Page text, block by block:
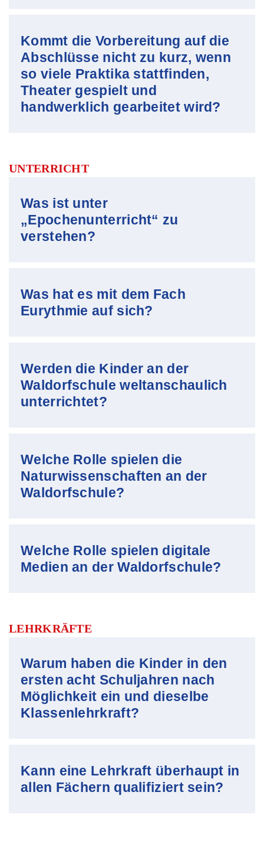
Kommt die Vorbereitung auf die
Abschlüsse nicht zu kurz, wenn
so viele Praktika stattfinden,
Theater gespielt und
handwerklich gearbeitet wird?
UNTERRICHT
Was ist unter
„Epochenunterricht“ zu
verstehen?
Was hat es mit dem Fach
Eurythmie auf sich?
Werden die Kinder an der
Waldorfschule weltanschaulich
unterrichtet?
Welche Rolle spielen die
Naturwissenschaften an der
Waldorfschule?
Welche Rolle spielen digitale
Medien an der Waldorfschule?
LEHRKRÄFTE
Warum haben die Kinder in den
ersten acht Schuljahren nach
Möglichkeit ein und dieselbe
Klassenlehrkraft?
Kann eine Lehrkraft überhaupt in
allen Fächern qualifiziert sein?